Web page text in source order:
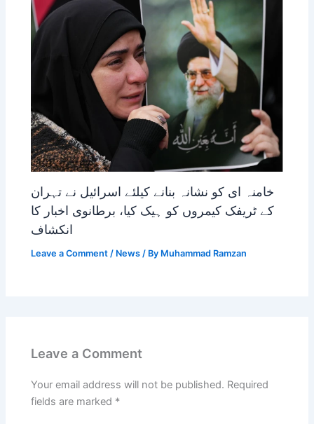
خامنہ ای کو نشانہ بنانے کیلئے اسرائیل نے تہران
کے ٹریفک کیمروں کو ہیک کیا، برطانوی اخبار کا
انکشاف
Leave a Comment / News / By Muhammad Ramzan
Leave a Comment
Your email address will not be published. Required
fields are marked *